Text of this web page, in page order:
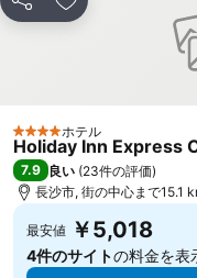
シェア お気に入りに追
4 ホテルのランク
ホテル
Holiday Inn Express
7.9 良い (23件の評価)
長沙市, 街の中心まで15.1
最安値 ￥5,018
4件のサイトの料金を表